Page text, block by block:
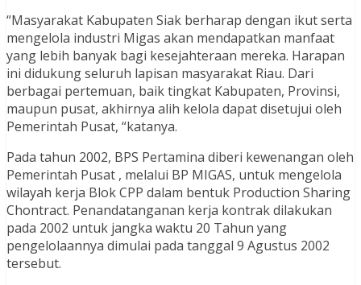
“Masyarakat Kabupaten Siak berharap dengan ikut serta
mengelola industri Migas akan mendapatkan manfaat
yang lebih banyak bagi kesejahteraan mereka. Harapan
ini didukung seluruh lapisan masyarakat Riau. Dari
berbagai pertemuan, baik tingkat Kabupaten, Provinsi,
maupun pusat, akhirnya alih kelola dapat disetujui oleh
Pemerintah Pusat, “katanya.
Pada tahun 2002, BPS Pertamina diberi kewenangan oleh
Pemerintah Pusat , melalui BP MIGAS, untuk mengelola
wilayah kerja Blok CPP dalam bentuk Production Sharing
Chontract. Penandatanganan kerja kontrak dilakukan
pada 2002 untuk jangka waktu 20 Tahun yang
pengelolaannya dimulai pada tanggal 9 Agustus 2002
tersebut.